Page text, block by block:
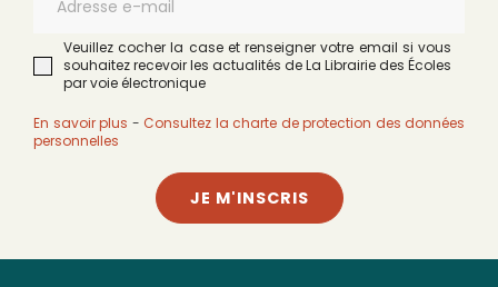
Veuillez cocher la case et renseigner votre email si vous
souhaitez recevoir les actualités de La Librairie des Écoles
par voie électronique
En savoir plus - Consultez la charte de protection des données
personnelles
JE M'INSCRIS